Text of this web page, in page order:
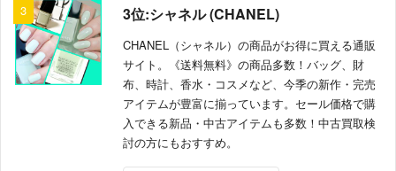
3 3位:シャネル (CHANEL)
CHANEL（シャネル）の商品がお得に買える通販
サイト。《送料無料》の商品多数！バッグ、財
布、時計、香水・コスメなど、今季の新作・完売
アイテムが豊富に揃っています。セール価格で購
入できる新品・中古アイテムも多数！中古買取検
討の方にもおすすめ。